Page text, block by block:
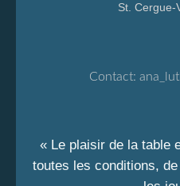
St. Cergue-
Contact:
« Le plaisir de la table
toutes les conditions,